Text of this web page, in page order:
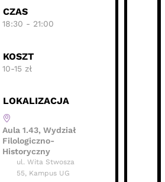
CZAS
18:30 - 21:00
KOSZT
10-15 zł
LOKALIZACJA
Aula 1.43, Wydział
Filologiczno-
Historyczny
ul. Wita Stwosza
55, Kampus UG